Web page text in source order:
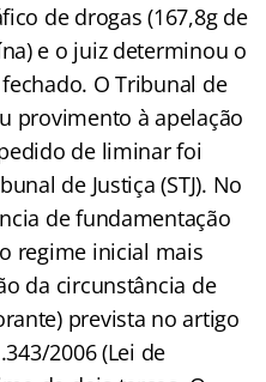
de drogas (167,8g de
e o juiz determinou o
O Tribunal de
provimento à apelação
de liminar foi
de Justiça (STJ). No
de fundamentação
regime inicial mais
da circunstância de
prevista no artigo
2006 (Lei de